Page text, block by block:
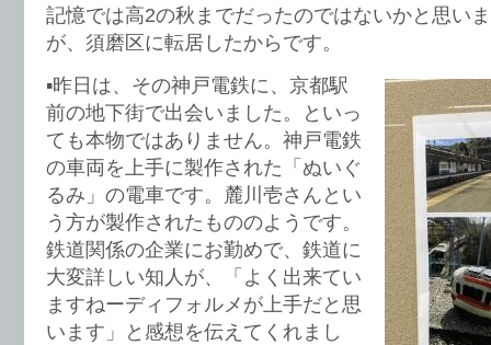
記憶では高2の秋までだったのではないかと思い
が、須磨区に転居したからです。
▪️昨日は、その神戸電鉄に、京都駅
前の地下街で出会いました。といっ
ても本物ではありません。神戸電鉄
の車両を上手に製作された「ぬいぐ
るみ」の電車です。麓川壱さんとい
う方が製作されたもののようです。
鉄道関係の企業にお勤めで、鉄道に
大変詳しい知人が、「よく出来てい
ますねーディフォルメが上手だと思
います」と感想を伝えてくれまし